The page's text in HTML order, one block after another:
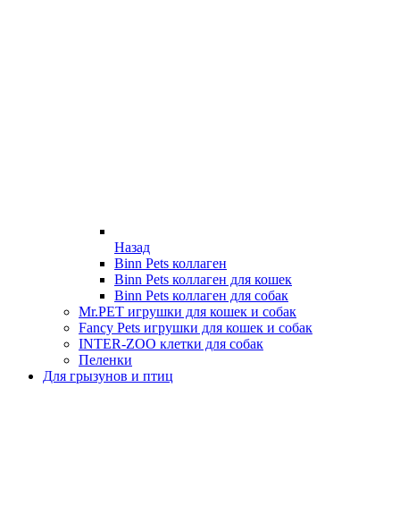
Назад
Binn Pets коллаген
Binn Pets коллаген для кошек
Binn Pets коллаген для собак
Mr.PET игрушки для кошек и собак
Fancy Pets игрушки для кошек и собак
INTER-ZOO клетки для собак
Пеленки
Для грызунов и птиц